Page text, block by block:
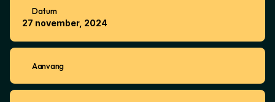
Datum
27 november, 2024
Aanvang